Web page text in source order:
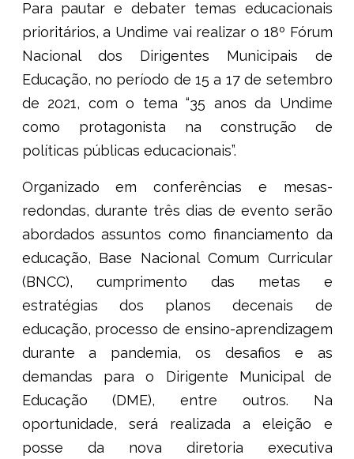
Para pautar e debater temas educacionais
prioritários, a Undime vai realizar o 18º Fórum
Nacional dos Dirigentes Municipais de
Educação, no período de 15 a 17 de setembro
de 2021, com o tema “35 anos da Undime
como protagonista na construção de
políticas públicas educacionais”.
Organizado em conferências e mesas-
redondas, durante três dias de evento serão
abordados assuntos como financiamento da
educação, Base Nacional Comum Curricular
(BNCC), cumprimento das metas e
estratégias dos planos decenais de
educação, processo de ensino-aprendizagem
durante a pandemia, os desafios e as
demandas para o Dirigente Municipal de
Educação (DME), entre outros. Na
oportunidade, será realizada a eleição e
posse da nova diretoria executiva